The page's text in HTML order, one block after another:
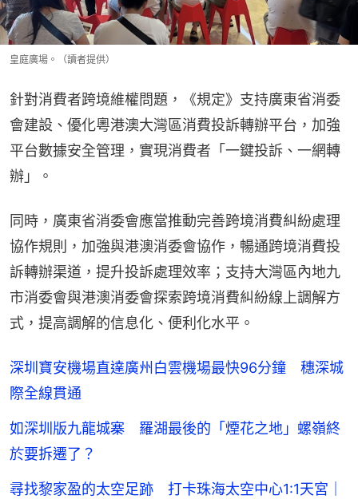
皇庭廣場。（讀者提供）
針對消費者跨境維權問題，《規定》支持廣東省消委
會建設、優化粵港澳大灣區消費投訴轉辦平台，加強
平台數據安全管理，實現消費者「一鍵投訴、一網轉
辦」。
同時，廣東省消委會應當推動完善跨境消費糾紛處理
協作規則，加強與港澳消委會協作，暢通跨境消費投
訴轉辦渠道，提升投訴處理效率；支持大灣區內地九
市消委會與港澳消委會探索跨境消費糾紛線上調解方
式，提高調解的信息化、便利化水平。
深圳寶安機場直達廣州白雲機場最快96分鐘 穗深城
際全線貫通
如深圳版九龍城寨 羅湖最後的「煙花之地」螺嶺終
於要拆遷了？
尋找黎家盈的太空足跡 打卡珠海太空中心1:1天宮｜